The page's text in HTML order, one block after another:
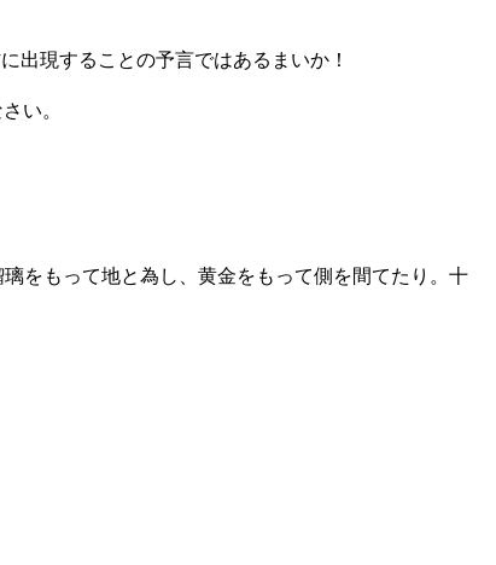
現することの予言ではあるまいか！
い。
をもって地と為し、黄金をもって側を間てたり。十